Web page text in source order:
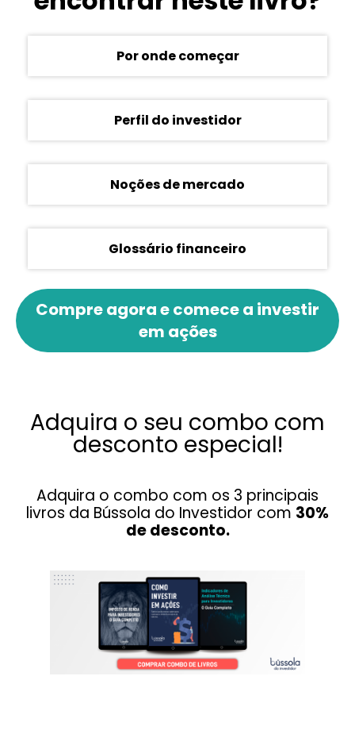
Por onde começar
Perfil do investidor
Noções de mercado
Glossário financeiro
Compre agora e comece a investir
em ações
Adquira o seu combo com
desconto especial!
Adquira o combo com os 3 principais
livros da Bússola do Investidor com 30%
de desconto.